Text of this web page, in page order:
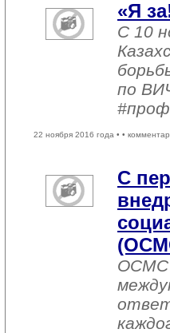
«Я
С 10
по
22 ноября 2016 года • •
С
ОСМС